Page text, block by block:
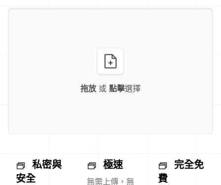
拖放 或 點擊選擇
私密與
安全
極速
無需上傳，無
完全免
費